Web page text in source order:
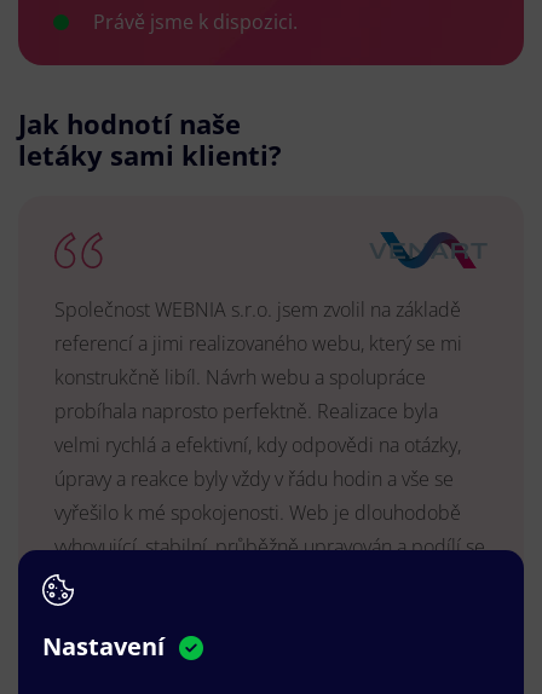
Právě jsme k dispozici.
Jak hodnotí naše
letáky sami klienti?
Společnost WEBNIA s.r.o. jsem zvolil na základě
referencí a jimi realizovaného webu, který se mi
konstrukčně libíl. Návrh webu a spolupráce
probíhala naprosto perfektně. Realizace byla
velmi rychlá a efektivní, kdy odpovědi na otázky,
úpravy a reakce byly vždy v řádu hodin a vše se
vyřešilo k mé spokojenosti. Web je dlouhodobě
vyhovující, stabilní, průběžně upravován a podílí se
na pozitivním vnímání naší značky.
MUDr. Radek Vyšohlíd
VENART s.r.o.
Nastavení